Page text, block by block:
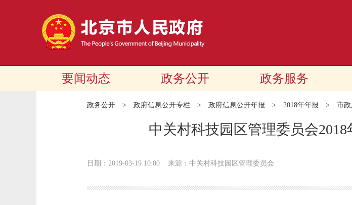
要闻动态 政务公开 政务服务
政务公开 > 政府信息公开专栏 > 政府信息公开年报 > 2018年年报 > 市政
中关村科技园区管理委员会
日期：2019-03-19 10:00 来源：​中关村科技园区管理委员会